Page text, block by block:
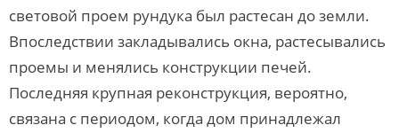
световой проем рундука был растесан до земли.
Впоследствии закладывались окна, растесывались
проемы и менялись конструкции печей.
Последняя крупная реконструкция, вероятно,
связана с периодом, когда дом принадлежал